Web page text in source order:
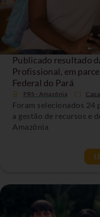
Publicado resultado
Profissional, em
Federal do Pará
PRS - Amazônia
Foram selecionados
a gestão de recursos e
Amazônia